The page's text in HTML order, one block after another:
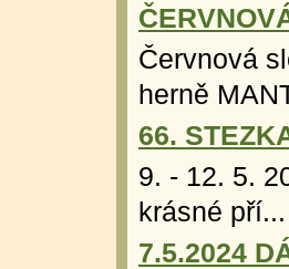
Červnová
herně
66.
9. - 12. 5.
krásné pří...
7.5.2024